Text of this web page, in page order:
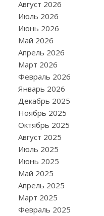
Август 2026
Июль 2026
Июнь 2026
Май 2026
Апрель 2026
Март 2026
Февраль 2026
Январь 2026
Декабрь 2025
Ноябрь 2025
Октябрь 2025
Август 2025
Июль 2025
Июнь 2025
Май 2025
Апрель 2025
Март 2025
Февраль 2025